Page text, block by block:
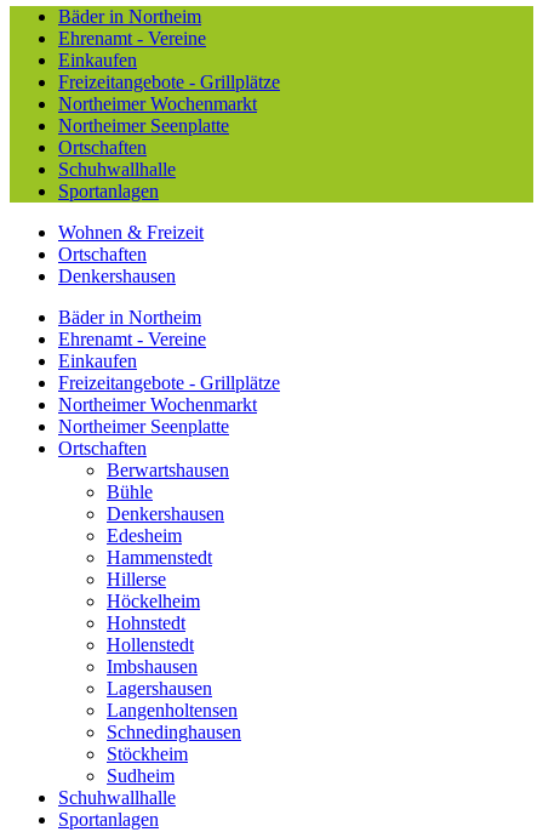
Bäder in Northeim
Ehrenamt - Vereine
Einkaufen
Freizeitangebote - Grillplätze
Northeimer Wochenmarkt
Northeimer Seenplatte
Ortschaften
Schuhwallhalle
Sportanlagen
Wohnen & Freizeit
Ortschaften
Denkershausen
Bäder in Northeim
Ehrenamt - Vereine
Einkaufen
Freizeitangebote - Grillplätze
Northeimer Wochenmarkt
Northeimer Seenplatte
Ortschaften
Berwartshausen
Bühle
Denkershausen
Edesheim
Hammenstedt
Hillerse
Höckelheim
Hohnstedt
Hollenstedt
Imbshausen
Lagershausen
Langenholtensen
Schnedinghausen
Stöckheim
Sudheim
Schuhwallhalle
Sportanlagen